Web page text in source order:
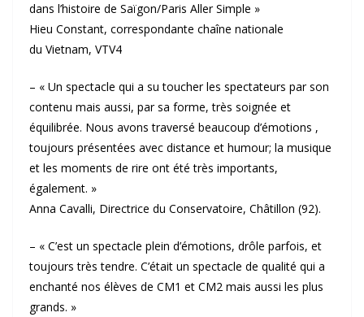
dans l’histoire de Saïgon/Paris Aller Simple »
Hieu Constant, correspondante chaîne nationale
du Vietnam, VTV4
– « Un spectacle qui a su toucher les spectateurs par son
contenu mais aussi, par sa forme, très soignée et
équilibrée. Nous avons traversé beaucoup d’émotions ,
toujours présentées avec distance et humour; la musique
et les moments de rire ont été très importants,
également. »
Anna Cavalli, Directrice du Conservatoire, Châtillon (92).
– « C’est un spectacle plein d’émotions, drôle parfois, et
toujours très tendre. C’était un spectacle de qualité qui a
enchanté nos élèves de CM1 et CM2 mais aussi les plus
grands. »